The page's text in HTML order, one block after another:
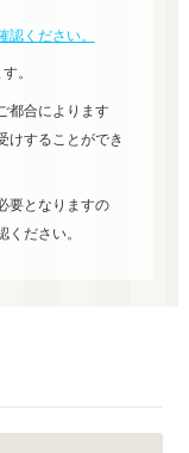
ください。
。
都合によります
けすることができ
要となりますの
ださい。